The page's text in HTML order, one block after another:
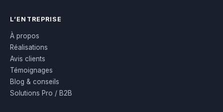
L’ENTREPRISE
À propos
Réalisations
Avis clients
Témoignages
Blog & conseils
Solutions Pro / B2B